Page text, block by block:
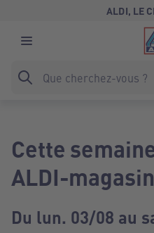
ALDI, LE
Cette
ALDI-magasin
Du lun. 03/08 au